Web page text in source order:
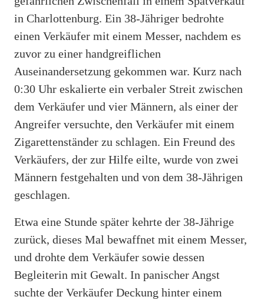
in Charlottenburg. Ein 38-Jähriger bedrohte
einen Verkäufer mit einem Messer, nachdem es
zuvor zu einer handgreiflichen
Auseinandersetzung gekommen war. Kurz nach
0:30 Uhr eskalierte ein verbaler Streit zwischen
dem Verkäufer und vier Männern, als einer der
Angreifer versuchte, den Verkäufer mit einem
Zigarettenständer zu schlagen. Ein Freund des
Verkäufers, der zur Hilfe eilte, wurde von zwei
Männern festgehalten und von dem 38-Jährigen
geschlagen.
Etwa eine Stunde später kehrte der 38-Jährige
zurück, dieses Mal bewaffnet mit einem Messer,
und drohte dem Verkäufer sowie dessen
Begleiterin mit Gewalt. In panischer Angst
suchte der Verkäufer Deckung hinter einem